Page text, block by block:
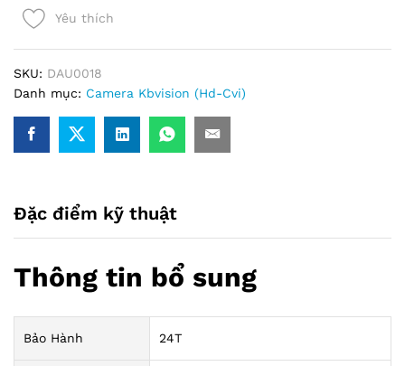
quantity
Yêu thích
SKU: DAU0018
Danh mục: Camera Kbvision (Hd-Cvi)
Đặc điểm kỹ thuật
Thông tin bổ sung
Bảo Hành 24T